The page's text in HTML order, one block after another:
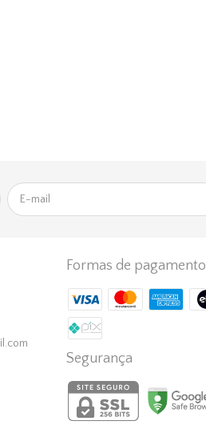
Formas de pagamento
Segurança